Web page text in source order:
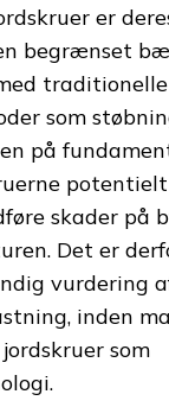
er
begrænset
traditionelle
som
på
skader på
Det er
vurdering
inden
som